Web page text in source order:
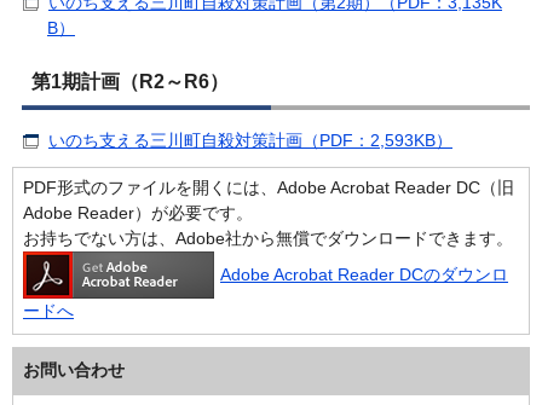
B）
第1期計画（R2～R6）
いのち支える三川町自殺対策計画（PDF：2,593KB）
PDF形式のファイルを開くには、Adobe Acrobat Reader DC（旧
Adobe Reader）が必要です。
お持ちでない方は、Adobe社から無償でダウンロードできます。
Adobe Acrobat Reader DCのダウンロ
ードへ
お問い合わせ